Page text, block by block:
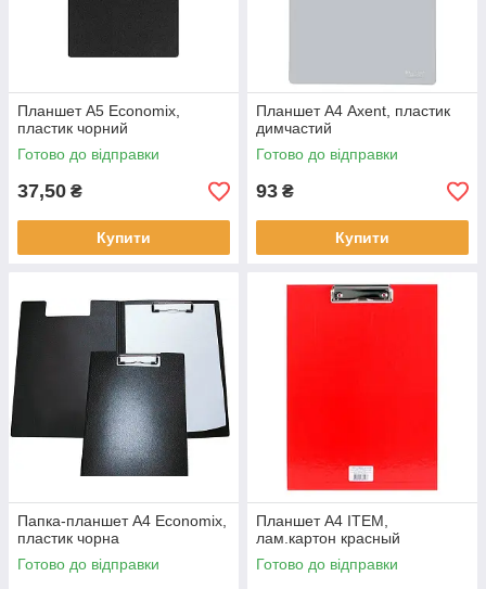
Планшет А5 Economix,
пластик чорний
Готово до відправки
37,50 ₴
Купити
Планшет А4 Axent, пластик
димчастий
Готово до відправки
93 ₴
Купити
Папка-планшет А4 Economix,
пластик чорна
Готово до відправки
Планшет А4 ITEM,
лам.картон красный
Готово до відправки